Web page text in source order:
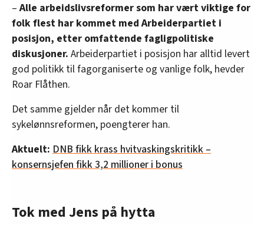
–Alle arbeidslivsreformer som har vært viktige for
folk flest har kommet med Arbeiderpartiet i
posisjon, etter omfattende fagligpolitiske
diskusjoner. Arbeiderpartiet i posisjon har alltid levert
god politikk til fagorganiserte og vanlige folk, hevder
Roar Flåthen.
Det samme gjelder når det kommer til
sykelønnsreformen, poengterer han.
Aktuelt: DNB fikk krass hvitvaskingskritikk –
konsernsjefen fikk 3,2 millioner i bonus
Tok med Jens på hytta